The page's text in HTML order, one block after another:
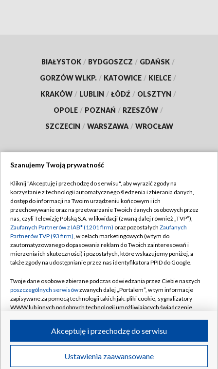
BIAŁYSTOK / BYDGOSZCZ / GDAŃSK /
GORZÓW WLKP. / KATOWICE / KIELCE /
KRAKÓW / LUBLIN / ŁÓDŹ / OLSZTYN /
OPOLE / POZNAŃ / RZESZÓW /
SZCZECIN / WARSZAWA / WROCŁAW
TVP
Abonament TVP
Emisja w TVP
Centrum informacji TVP
Naziemna Telewizja Cyfrowa
Rada Programowa
System NOS
Informacje o nadawcy
Program dla prasy
Ogłoszenie przetargowe
Regulamin TVP
Polityka prywatności
Moje zgody
Pomoc
Kontakt
Kanały
©2026 Telewizja Polska S.A. w likwidacji
Szanujemy Twoją prywatność
Kliknij "Akceptuję i przechodzę do serwisu", aby wyrazić zgody na
korzystanie z technologii automatycznego śledzenia i zbierania danych,
dostęp do informacji na Twoim urządzeniu końcowym i ich
przechowywanie oraz na przetwarzanie Twoich danych osobowych przez
nas, czyli Telewizję Polską S.A. w likwidacji (zwaną dalej również „TVP”),
Zaufanych Partnerów z IAB* (1201 firm) oraz pozostałych Zaufanych
Partnerów TVP (93 firm), w celach marketingowych (w tym do
zautomatyzowanego dopasowania reklam do Twoich zainteresowań i
mierzenia ich skuteczności) i pozostałych, które wskazujemy poniżej, a
także zgody na udostępnianie przez nas identyfikatora PPID do Google.
Twoje dane osobowe zbierane podczas odwiedzania przez Ciebie naszych
poszczególnych serwisówzwanych dalej „Portalem”, w tym informacje
zapisywane za pomocą technologii takich jak: pliki cookie, sygnalizatory
WWW lub innych podobnych technologii umożliwiających świadczenie
ruchu w Internecie.
Twoje dane osobowe zbierane podczas odwiedzania przez Ciebie
poszczególnych serwisówna Portalu, takie jak adresy IP, identyfikatory
Ustawienia zaawansowane
Akceptuję i przechodzę do serwisu